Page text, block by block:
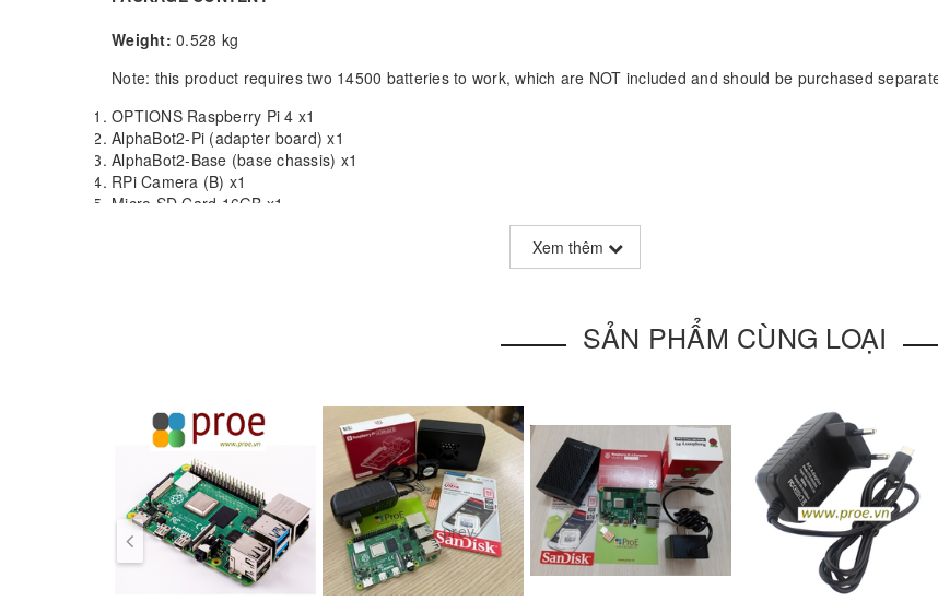
Weight: 0.528 kg
Note: this product requires two 14500 batteries to work, which are NOT included and should be purchased
OPTIONS Raspberry Pi 4 x1
AlphaBot2-Pi (adapter board) x1
AlphaBot2-Base (base chassis) x1
RPi Camera (B) x1
Micro SD Card 16GB x1
Micro SD Card Reader x1 (Extra Free)
Screwdriver x1 (Extra Free)
Xem thêm
SẢN PHẨM CÙNG LOẠI
prev